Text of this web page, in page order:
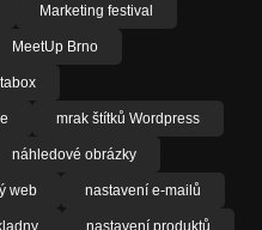
Marketing festival
MeetUp Brno
mrak štítků Wordpress
náhledové obrázky
web nastavení e-mailů
nastavení produktů